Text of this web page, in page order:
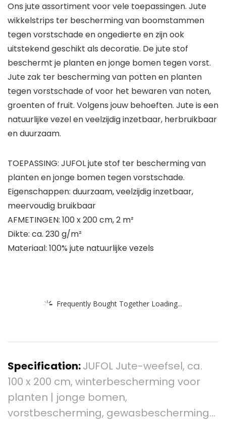
Ons jute assortiment voor vele toepassingen. Jute
wikkelstrips ter bescherming van boomstammen
tegen vorstschade en ongedierte en zijn ook
uitstekend geschikt als decoratie. De jute stof
beschermt je planten en jonge bomen tegen vorst.
Jute zak ter bescherming van potten en planten
tegen vorstschade of voor het bewaren van noten,
groenten of fruit. Volgens jouw behoeften. Jute is een
natuurlijke vezel en veelzijdig inzetbaar, herbruikbaar
en duurzaam.
TOEPASSING: JUFOL jute stof ter bescherming van
planten en jonge bomen tegen vorstschade.
Eigenschappen: duurzaam, veelzijdig inzetbaar,
meervoudig bruikbaar
AFMETINGEN: 100 x 200 cm, 2 m²
Dikte: ca. 230 g/m²
Materiaal: 100% jute natuurlijke vezels
Frequently Bought Together Loading...
Specification:JUFOL Jute-weefsel, ca.
100 x 200 cm, winterbescherming voor
planten | jonge bomen,
vorstbescherming, gewasbescherming…